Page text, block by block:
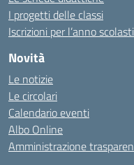
I progetti delle classi
Iscrizioni per l’anno
Novità
Le notizie
Le circolari
Calendario eventi
Albo Online
Amministrazione